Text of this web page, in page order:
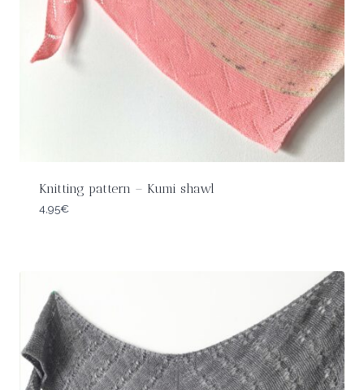
Knitting pattern – Kumi shawl
4,95€